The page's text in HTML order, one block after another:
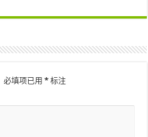
必填项已用* 标注